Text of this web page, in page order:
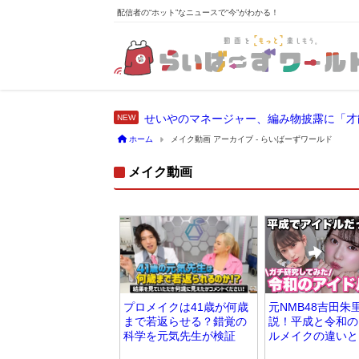
配信者の“ホット”なニュースで“今”がわかる！
せいやのマネージャー、編み物披露に「
ホーム メイク動画 アーカイブ - らいばーずワールド
メイク動画
プロメイクは41歳が何歳
まで若返らせる？錯覚の
科学を元気先生が検証
元NMB48吉田朱
説！平成と令和
ルメイクの違いと